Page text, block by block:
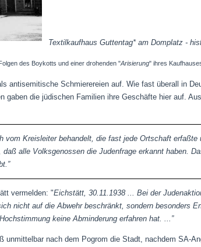
Textilkaufhaus Guttentag* am Domplatz -
des Boykotts und einer drohenden "Arisierung" ihres
antisemitische Schmierereien auf. Wie fast überall in
gaben die jüdischen Familien ihre Geschäfte hier auf.
vom Kreisleiter behandelt, die fast jede Ortschaft
alle Volksgenossen die Judenfrage erkannt haben.
vermelden: "Eichstätt, 30.11.1938 ... Bei der
nicht auf die Abwehr beschränkt, sondern besonders
keine Abminderung erfahren hat. ...”
nach dem Pogrom die Stadt, nachdem SA-